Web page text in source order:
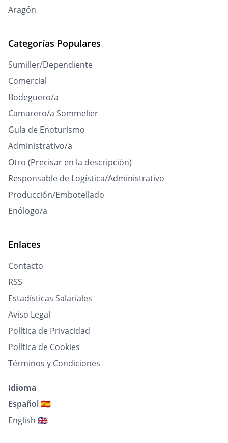
Aragón
Categorías Populares
Sumiller/Dependiente
Comercial
Bodeguero/a
Camarero/a Sommelier
Guía de Enoturismo
Administrativo/a
Otro (Precisar en la descripción)
Responsable de Logística/Administrativo
Producción/Embotellado
Enólogo/a
Enlaces
Contacto
RSS
Estadísticas Salariales
Aviso Legal
Política de Privacidad
Política de Cookies
Términos y Condiciones
Idioma
Español 🇪🇸
English 🇬🇧